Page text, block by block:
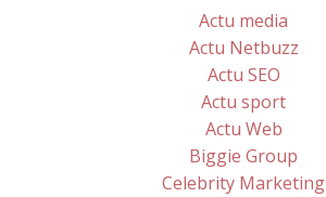
Actu media
Actu Netbuzz
Actu SEO
Actu sport
Actu Web
Biggie Group
Celebrity Marketing